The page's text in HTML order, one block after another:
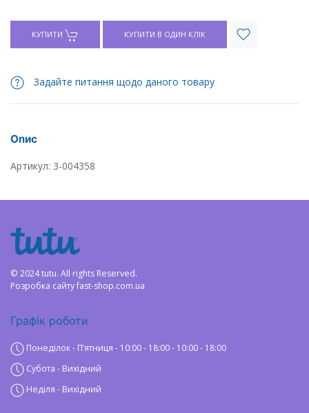
КУПИТИ КУПИТИ В ОДИН КЛІК
Задайте питання щодо даного товару
Опис
Артикул: 3-004358
© 2024 tutu. All rights Reserved.
Розробка сайтуfast-shop.com.ua
Графік роботи
Понеділок - Пʼятниця - 10:00 - 18:00 - 10:00 - 18:00
Субота - Вихідний
Неділя - Вихідний